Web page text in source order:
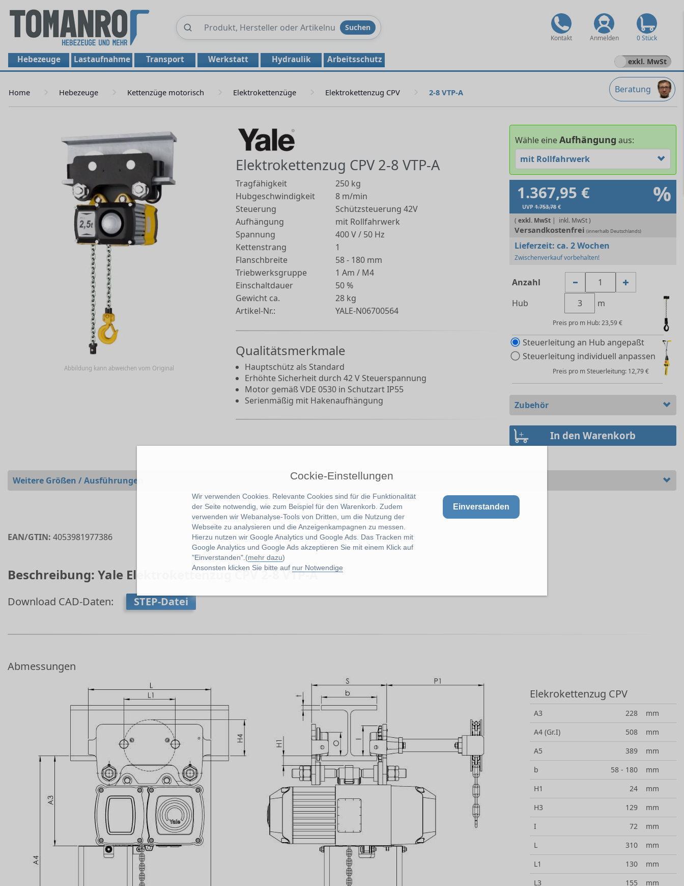
Cockie-Einstellungen
Wir verwenden Cookies. Relevante Cookies sind für die Funktionalität
der Seite notwendig, wie zum Beispiel für den Warenkorb. Zudem
verwenden wir Webanalyse-Tools von Dritten, um die Nutzung der
Webseite zu analysieren und die Anzeigenkampagnen zu messen.
Hierzu nutzen wir Google Analytics und Google Ads. Das Tracken mit
Google Analytics und Google Ads akzeptieren Sie mit einem Klick auf
"Einverstanden".(mehr dazu)
Ansonsten klicken Sie bitte auf nur Notwendige
Einverstanden
Produkte
durchsuchen
Suchen
Kontakt Anmelden 0 Stück
Hebezeuge Lastaufnahme Transport Werkstatt Hydraulik Arbeitsschutz exkl. MwSt
Beratung
Home Hebezeuge Kettenzüge motorisch Elektrokettenzüge Elektrokettenzug CPV 2-8 VTP-A
Abbildung kann abweichen vom Original
Elektrokettenzug CPV 2-8 VTP-A
Tragfähigkeit
250 kg
Hubgeschwindigkeit
8 m/min
Steuerung
Schützsteuerung 42V
Aufhängung
mit Rollfahrwerk
Spannung
400 V / 50 Hz
Kettenstrang
1
Flanschbreite
58 - 180 mm
Triebwerksgruppe
1 Am / M4
Einschaltdauer
50 %
Gewicht ca.
28 kg
Artikel-Nr.:
YALE-N06700564
Qualitätsmerkmale
Hauptschütz als Standard
Erhöhte Sicherheit durch 42 V Steuerspannung
Motor gemäß VDE 0530 in Schutzart IP55
Serienmäßig mit Hakenaufhängung
Wähle eineAufhängung aus:
mit Rollfahrwerk
1.367,95 € %
UVP1.753,78€
( exkl. MwSt |
Versandkostenfrei (innerhalb Deutschlands)
Lieferzeit: ca. 2 Wochen
Zwischenverkauf vorbehalten!
Anzahl
Hub
m
Preis pro m Hub: 23,59 €
Steuerleitung an Hub angepaßt
Steuerleitung individuell anpassen
Preis pro m Steuerleitung: 12,79 €
Zubehör
Weitere Größen / Ausführungen
EAN/GTIN: 4053981977386
Beschreibung: Yale Elektrokettenzug CPV 2-8 VTP-A
Download CAD-Daten: STEP-Datei
Abmessungen
Elekrokettenzug CPV
A3 228
mm
A4 (Gr.I)
508
mm
A5
389
mm
b
58 - 180
mm
H1
24
mm
H3
129
mm
I
72
mm
L
310
mm
L1
130
mm
L3
155
mm